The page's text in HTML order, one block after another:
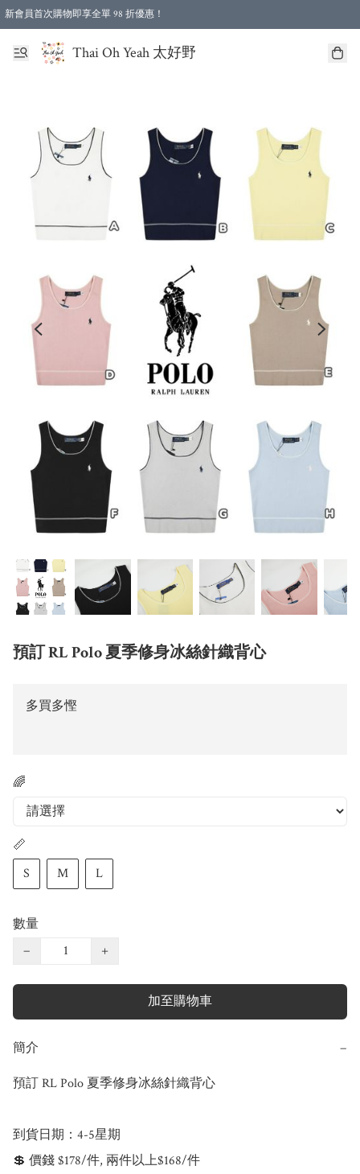
新會員首次購物即享全單 98 折優惠！
特選會員可享全單低至 96 折優惠！
Thai Oh Yeah 太好野
預訂 RL Polo 夏季修身冰絲針織背心
多買多慳
🌈
📏
S
M L
數量
−
+
加至購物車
簡介 −
預訂 RL Polo 夏季修身冰絲針織背心
到貨日期：4-5星期
💲 價錢 $178/件, 兩件以上$168/件